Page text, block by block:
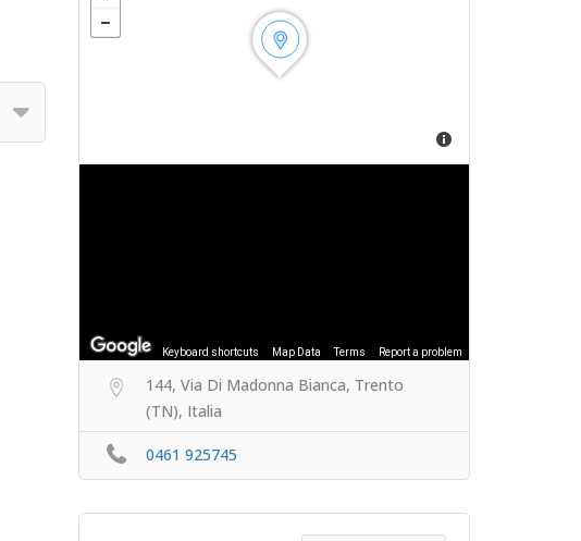
Keyboard shortcuts Map Data Terms Report a problem
144, Via Di Madonna Bianca, Trento
(TN), Italia
0461 925745